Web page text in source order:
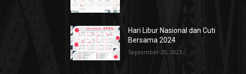
Hari Libur Nasional dan Cuti
Bersama 2024
September 20, 2023